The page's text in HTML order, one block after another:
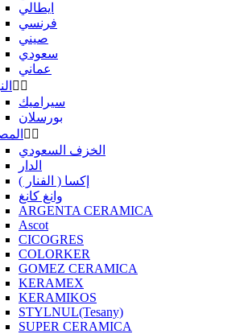
ايطالي
فرنسي
صيني
سعودي
عماني
 
سيراميك
بورسلان
 
الخزف السعودي
الدار
إكسا ( الفنار )
وانغ كانغ
ARGENTA CERAMICA
Ascot
CICOGRES
COLORKER
GOMEZ CERAMICA
KERAMEX
KERAMIKOS
STYLNUL(Tesany)
SUPER CERAMICA